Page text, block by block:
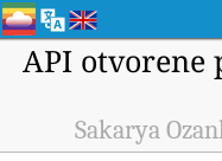
API
Sakarya